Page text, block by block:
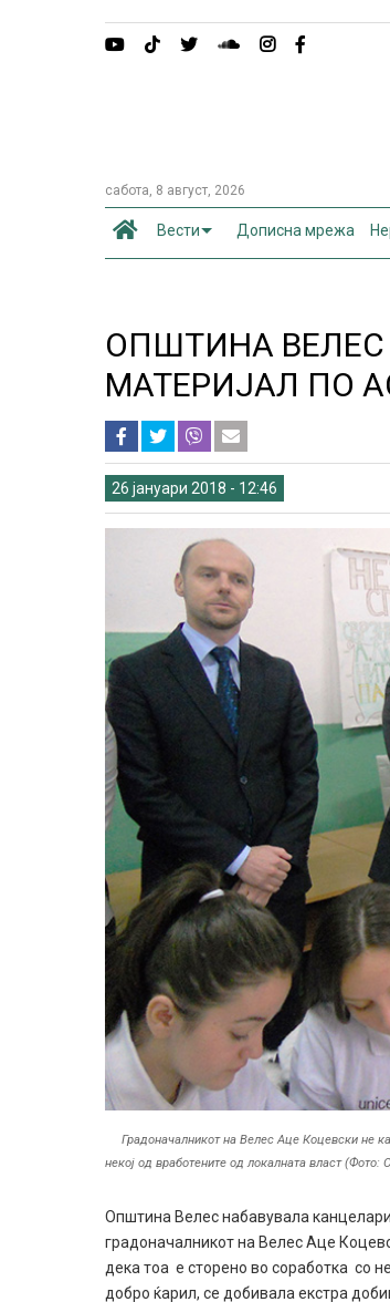
сабота, 8 август, 2026
Вести Дописна мрежа
ОПШТИНА
МАТЕРИЈАЛ ПО
26 јануари 2018 - 12:46
Градоначалникот на Велес Аце Коцевски не
некој од вработените од локалната власт
Општина Велес набавувала
градоначалникот на Велес Аце
дека тоа е сторено во соработка со
добро ќарил, се добивала екстра